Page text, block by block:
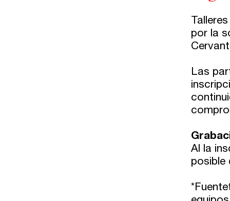
por la
Las
Al la
posible